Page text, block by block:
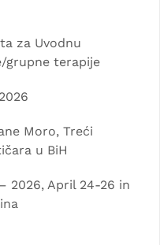
za Uvodnu
grupne terapije
Moro, Treći
u BiH
2026, April 24-26 in